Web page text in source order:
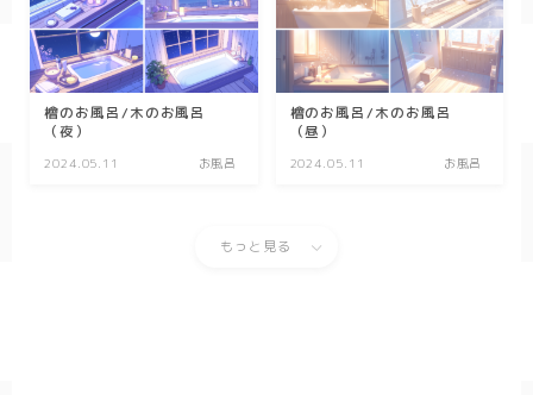
檜のお風呂/木のお風呂
（夜）
2024.05.11 お風呂
檜のお風呂/木のお風呂
（昼）
2024.05.11 お風呂
もっと見る